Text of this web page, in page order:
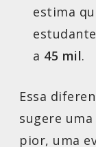
estima
a 45 mil.
Essa
sugere
pior, uma